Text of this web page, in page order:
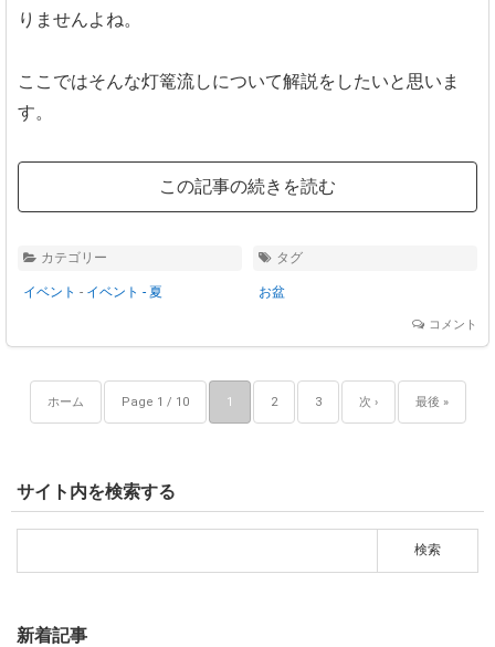
りませんよね。
ここではそんな灯篭流しについて解説をしたいと思いま
す。
この記事の続きを読む
カテゴリー
イベント - イベント - 夏
タグ
お盆
コメント
ホーム Page 1 / 10 1 2 3 次 › 最後 »
サイト内を検索する
新着記事